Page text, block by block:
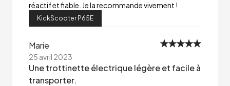
réactif et fiable. Je la recommande vivement !
KickScooter P65E
Marie
25 avril 2023
Une trottinette électrique légère et facile à
transporter.